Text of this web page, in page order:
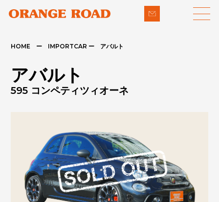
- 輸入車
COMPANY
CONTACT
PRIVACY POLICY
- アフターメンテナンス
HOME ー IMPORTCAR ー アバルト
アバルト
595 コンペティツィオーネ